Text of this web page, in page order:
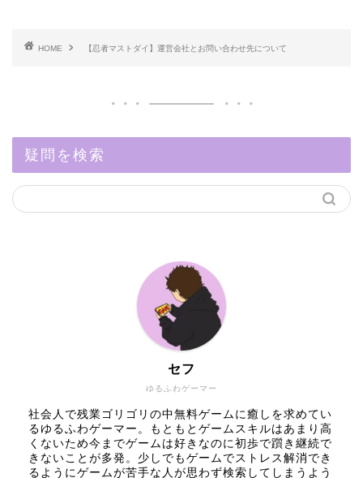
HOME 【忍者マストダイ】運営会社とお問い合わせ先について
疑問を検索
ゆるふわゲーマー
セフ
社会人で残業ゴリゴリの中無料ゲームに癒しを求めてい
るゆるふわゲーマー。もともとゲームスキルはあまり高
くないため今までゲームは好きなのに初歩で躓き継続で
きないことが多発。少しでもゲームでストレス解消でき
るようにゲームが苦手な人が思わず検索してしまうよう